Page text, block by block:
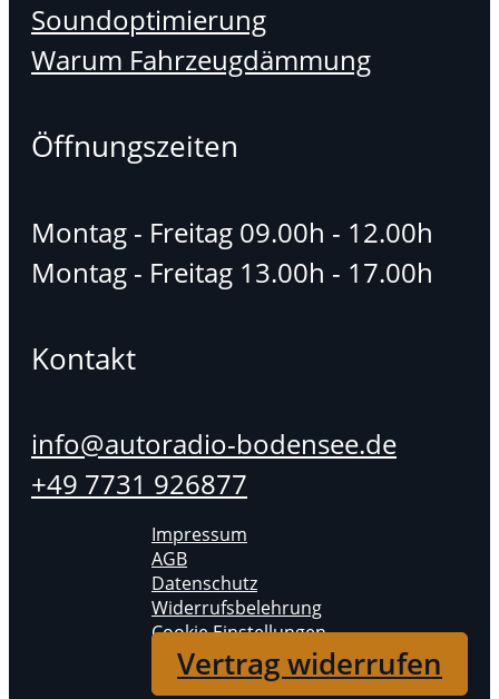
Soundoptimierung
Warum Fahrzeugdämmung
Öffnungszeiten
Montag - Freitag 09.00h - 12.00h
Montag - Freitag 13.00h - 17.00h
Kontakt
info@autoradio-bodensee.de
+49 7731 926877
Impressum
AGB
Datenschutz
Widerrufsbelehrung
Cookie Einstellungen
Vertrag widerrufen